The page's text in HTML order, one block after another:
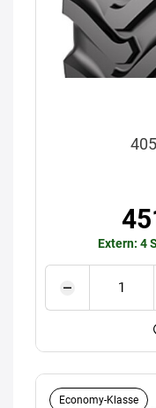
Extern: 4
Economy-Klasse